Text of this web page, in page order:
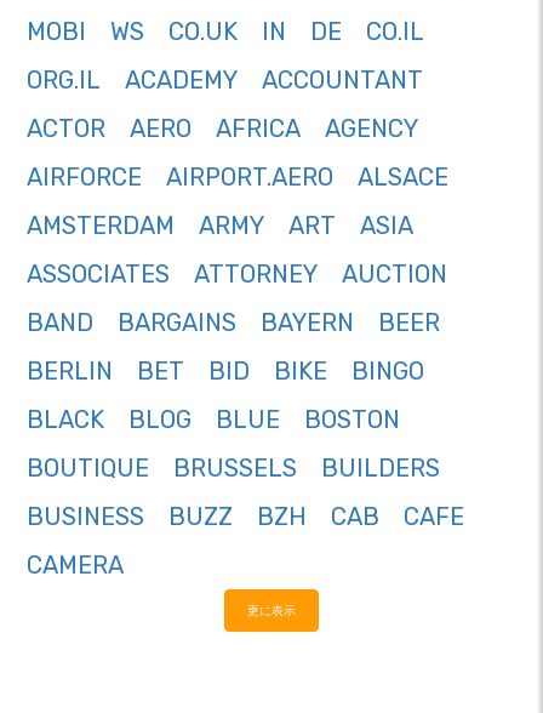
MOBI
WS CO.UK IN DE
CO.IL
ORG.IL
ACADEMY
ACCOUNTANT
ACTOR
AERO AFRICA
AGENCY
AIRFORCE
AIRPORT.AERO
ALSACE
AMSTERDAM
ARMY ART
ASIA
ASSOCIATES
ATTORNEY
AUCTION
BAND
BARGAINS BAYERN
BEER
BERLIN
BET BID BIKE
BINGO
BLACK
BLOG BLUE
BOSTON
BOUTIQUE
BRUSSELS
BUILDERS
BUSINESS
BUZZ BZH CAB
CAFE
CAMERA
更に表示